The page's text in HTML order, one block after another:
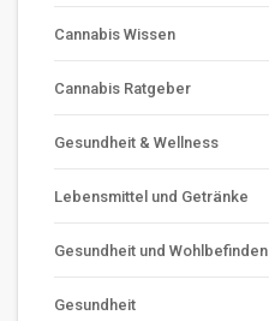
Cannabis Wissen
Cannabis Ratgeber
Gesundheit & Wellness
Lebensmittel und Getränke
Gesundheit und Wohlbefinden
Gesundheit